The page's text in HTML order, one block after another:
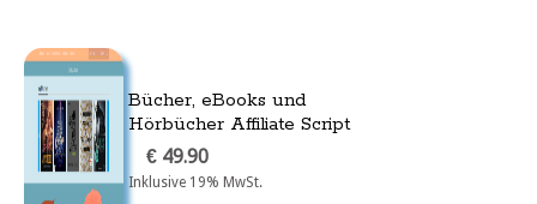
Bücher, eBooks und
Hörbücher Affiliate Script
€ 49.90
Inklusive 19% MwSt.